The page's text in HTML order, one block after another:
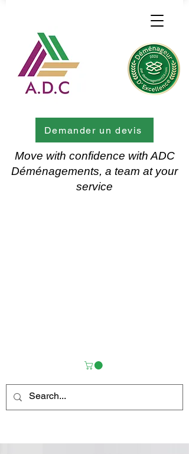
Move with confidence with ADC
Déménagements, a team at your
service
Demander un devis